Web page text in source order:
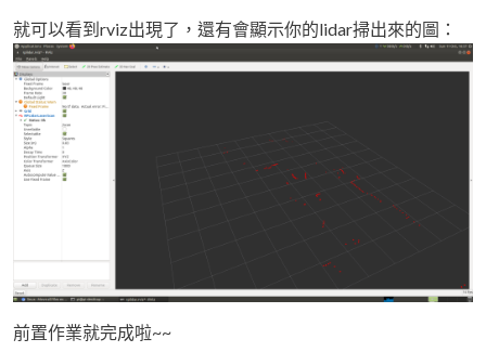
就可以看到rviz出現了，還有會顯示你的lidar掃出來的圖：
前置作業就完成啦~~